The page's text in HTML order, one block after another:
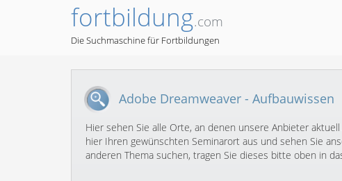
fortbildung.com
Die Suchmaschine für Fortbildungen
Adobe Dreamweaver - Aufbauwissen
Hier sehen Sie alle Orte, an denen unsere Anbieter
hier Ihren gewünschten Seminarort aus und sehen Sie
anderen Thema suchen, tragen Sie dieses bitte oben in